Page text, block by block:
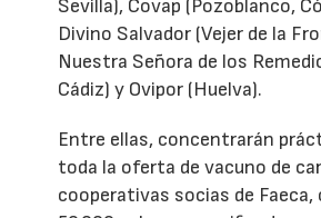
Sevilla), Covap (Pozoblanco,
Divino Salvador (Vejer de la
Nuestra Señora de los
Cádiz) y Ovipor (Huelva).
Entre ellas, concentrarán
toda la oferta de vacuno de
cooperativas socias de Faeca,